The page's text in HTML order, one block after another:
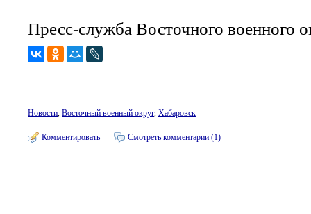
Пресс-служба Восточного военного
Новости, Восточный военный округ, Хабаровск
Комментировать Смотреть комментарии (1)